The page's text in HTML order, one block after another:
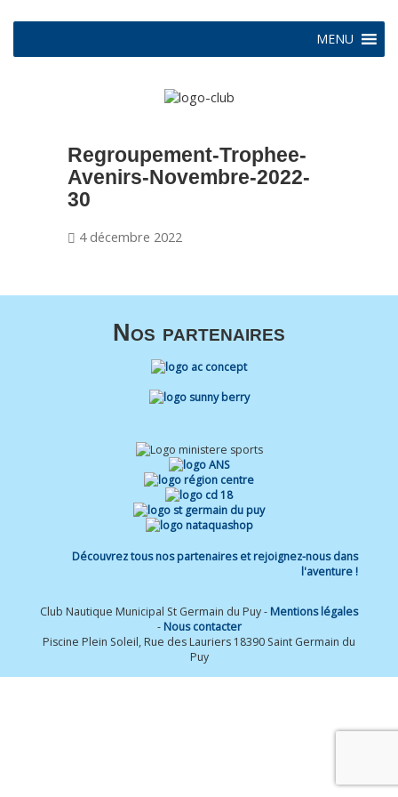
MENU
Regroupement-Trophee-
Avenirs-Novembre-2022-
30
4 décembre 2022
Nos partenaires
Découvrez tous nos partenaires et rejoignez-nous dans
l'aventure !
Club Nautique Municipal St Germain du Puy - Mentions légales
- Nous contacter
Piscine Plein Soleil, Rue des Lauriers 18390 Saint Germain du
Puy